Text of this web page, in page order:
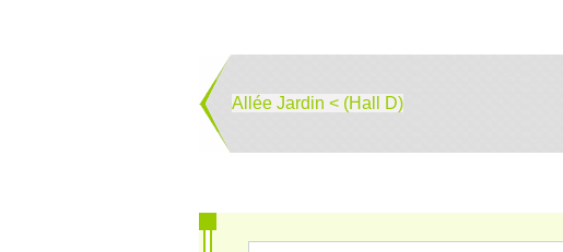
Allée Jardin < (Hall D)